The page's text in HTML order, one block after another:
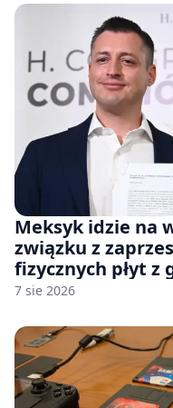
Meksyk idzie na
związku z
fizycznych płyt z
7 sie 2026